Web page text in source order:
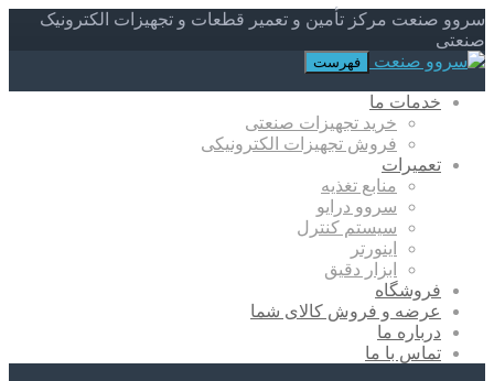
سروو صنعت مرکز تأمین و تعمیر قطعات و تجهیزات الکترونیک
صنعتی
فهرست
خدمات ما
خرید تجهیزات صنعتی
فروش تجهیزات الکترونیکی
تعمیرات
منابع تغذیه
سروو درایو
سیستم کنترل
اینورتر
ابزار دقیق
فروشگاه
عرضه و فروش کالای شما
درباره ما
تماس با ما